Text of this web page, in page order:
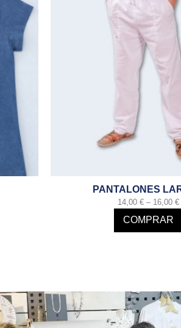
PANTALONES
14,00 € – 16,00 €
COMPRAR